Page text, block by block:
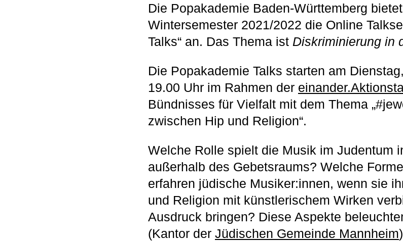
Die Popakademie Baden-Württemberg
Wintersemester 2021/2022 die Online
Talks“ an. Das Thema ist Diskriminierung in
Die Popakademie Talks starten am
19.00 Uhr im Rahmen der
Bündnisses für Vielfalt mit dem Thema
zwischen Hip und Religion“.
Welche Rolle spielt die Musik im Judentum
außerhalb des Gebetsraums? Welche
erfahren jüdische Musiker:innen, wenn sie
und Religion mit künstlerischem Wirken
Ausdruck bringen? Diese Aspekte
(Kantor der Jüdischen Gemeinde Mannheim